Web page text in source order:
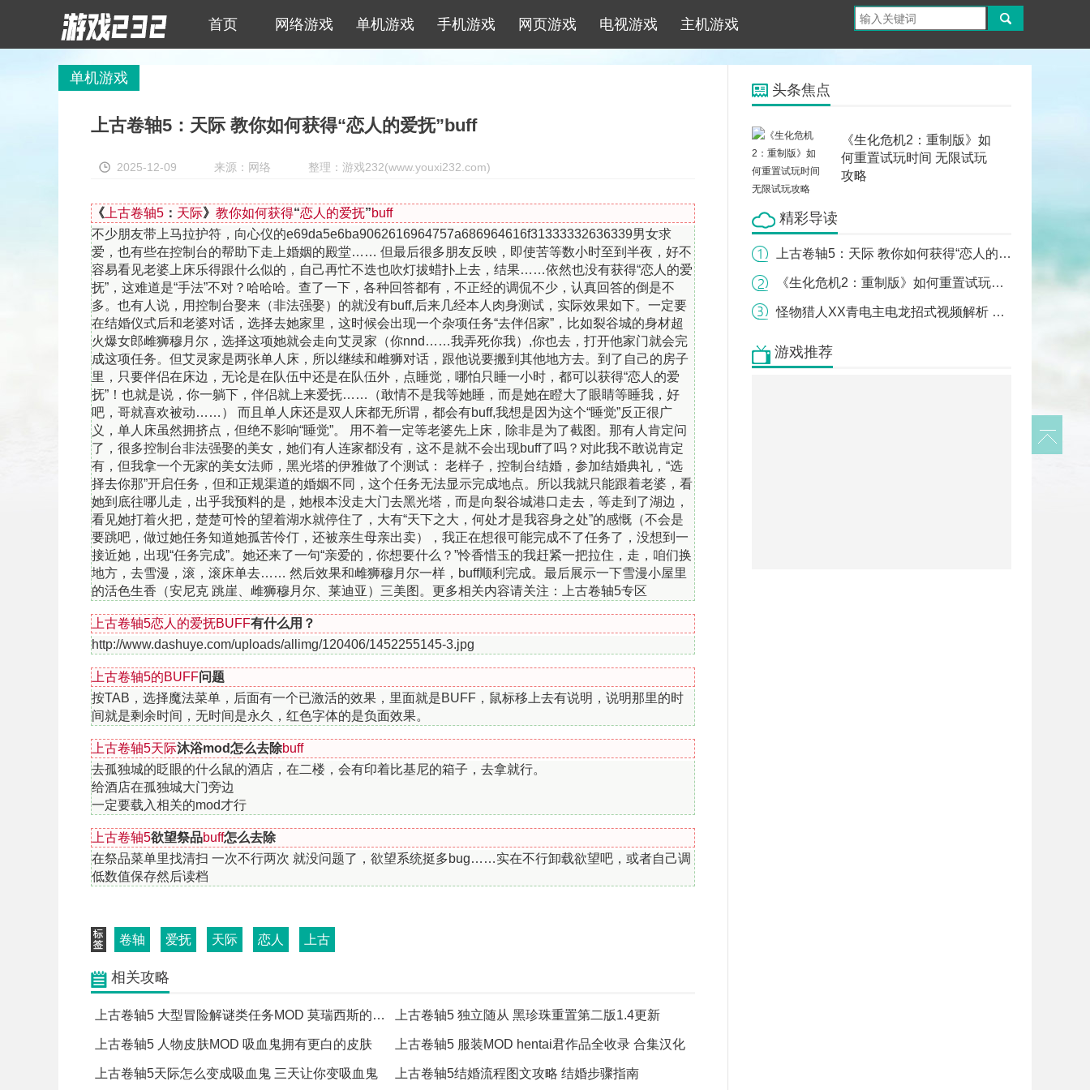
首页 网络游戏 单机游戏 手机游戏 网页游戏 电视游戏 主机游戏
单机游戏
上古卷轴5：天际 教你如何获得“恋人的爱抚”buff
2025-12-09 来源：网络 整理：游戏232(www.youxi232.com)
《 上古卷轴5 ： 天际》 教你如何获得“恋人的爱抚”buff
不少朋友带上马拉护符，向心仪的e69da5e6ba9062616964757a686964616f31333332636339男女求
爱，也有些在控制台的帮助下走上婚姻的殿堂…… 但最后很多朋友反映，即使苦等数小时至到半夜，好不
容易看见老婆上床乐得跟什么似的，自己再忙不迭也吹灯拔蜡扑上去，结果……依然也没有获得“恋人的爱
抚”，这难道是“手法”不对？哈哈哈。查了一下，各种回答都有，不正经的调侃不少，认真回答的倒是不
多。也有人说，用控制台娶来（非法强娶）的就没有buff,后来几经本人肉身测试，实际效果如下。一定要
在结婚仪式后和老婆对话，选择去她家里，这时候会出现一个杂项任务“去伴侣家”，比如裂谷城的身材超
火爆女郎雌狮穆月尔，选择这项她就会走向艾灵家（你nnd……我弄死你我）,你也去，打开他家门就会完
成这项任务。但艾灵家是两张单人床，所以继续和雌狮对话，跟他说要搬到其他地方去。到了自己的房子
里，只要伴侣在床边，无论是在队伍中还是在队伍外，点睡觉，哪怕只睡一小时，都可以获得“恋人的爱
抚”！也就是说，你一躺下，伴侣就上来爱抚……（敢情不是我等她睡，而是她在瞪大了眼睛等睡我，好
吧，哥就喜欢被动……） 而且单人床还是双人床都无所谓，都会有buff,我想是因为这个“睡觉”反正很广
义，单人床虽然拥挤点，但绝不影响“睡觉”。 用不着一定等老婆先上床，除非是为了截图。那有人肯定问
了，很多控制台非法强娶的美女，她们有人连家都没有，这不是就不会出现buff了吗？对此我不敢说肯定
有，但我拿一个无家的美女法师，黑光塔的伊雅做了个测试： 老样子，控制台结婚，参加结婚典礼，“选
择去你那”开启任务，但和正规渠道的婚姻不同，这个任务无法显示完成地点。所以我就只能跟着老婆，看
她到底往哪儿走，出乎我预料的是，她根本没走大门去黑光塔，而是向裂谷城港口走去，等走到了湖边，
看见她打着火把，楚楚可怜的望着湖水就停住了，大有“天下之大，何处才是我容身之处”的感慨（不会是
要跳吧，做过她任务知道她孤苦伶仃，还被亲生母亲出卖），我正在想很可能完成不了任务了，没想到一
接近她，出现“任务完成”。她还来了一句“亲爱的，你想要什么？”怜香惜玉的我赶紧一把拉住，走，咱们换
地方，去雪漫，滚，滚床单去…… 然后效果和雌狮穆月尔一样，buff顺利完成。最后展示一下雪漫小屋里
的活色生香（安尼克 跳崖、雌狮穆月尔、莱迪亚）三美图。更多相关内容请关注：上古卷轴5专区
上古卷轴5恋人的爱抚BUFF有什么用？
http://www.dashuye.com/uploads/allimg/120406/1452255145-3.jpg
上古卷轴5的BUFF问题
按TAB，选择魔法菜单，后面有一个已激活的效果，里面就是BUFF，鼠标移上去有说明，说明那里的时
间就是剩余时间，无时间是永久，红色字体的是负面效果。
上古卷轴5天际沐浴mod怎么去除buff
去孤独城的眨眼的什么鼠的酒店，在二楼，会有印着比基尼的箱子，去拿就行。
给酒店在孤独城大门旁边
一定要载入相关的mod才行
上古卷轴5欲望祭品buff怎么去除
在祭品菜单里找清扫 一次不行两次 就没问题了，欲望系统挺多bug……实在不行卸载欲望吧，或者自己调
低数值保存然后读档
卷轴 爱抚 天际 恋人 上古
相关攻略
上古卷轴5 大型冒险解谜类任务MOD 莫瑞西斯的阴影 上古卷轴5 独立随从 黑珍珠重置第二版1.4更新
上古卷轴5 人物皮肤MOD 吸血鬼拥有更白的皮肤 上古卷轴5 服装MOD hentai君作品全收录 合集汉化
上古卷轴5天际怎么变成吸血鬼 三天让你变吸血鬼 上古卷轴5结婚流程图文攻略 结婚步骤指南
头条焦点
《生化危机2：重制版》如
何重置试玩时间 无限试玩
攻略
精彩导读
上古卷轴5：天际 教你如何获得“恋人的爱抚”buff
《生化危机2：重制版》如何重置试玩时间 无限试玩攻略
怪物猎人XX青电主电龙招式视频解析 青电主招式演练
游戏推荐
返回顶部